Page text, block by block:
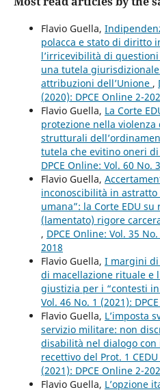
Flavio Guella,
polacca e stato di diritto
l’irricevibilità di
una tutela
attribuzioni dell’Unione ,
(2020): DPCE Online 2-
Flavio Guella, La Corte
protezione nella
strutturali
tutela che evitino oneri
DPCE Online: Vol. 60 No.
Flavio Guella,
inconoscibilità in astratto
umana”: la Corte EDU
(lamentato) rigore
, DPCE Online: Vol. 35
2018
Flavio Guella, I margini
di macellazione rituale e
giustizia per i “contesti
Vol. 46 No. 1 (2021):
Flavio Guella, L’imposta
servizio militare: non
disabilità nel dialogo
recettivo del Prot. 1 CEDU
(2021): DPCE Online 2-
Flavio Guella, L’opzione